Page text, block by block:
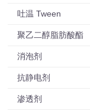
吐温 Tween
聚乙二醇脂肪酸酯
消泡剂
抗静电剂
渗透剂